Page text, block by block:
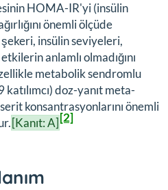
HOMA-IR'yi (insülin
önemli ölçüde
şekeri, insülin seviyeleri,
anlamlı olmadığını
metabolik sendromlu
doz-yanıt meta-
konsantrasyonlarını önemli
[Kanıt: A][2]